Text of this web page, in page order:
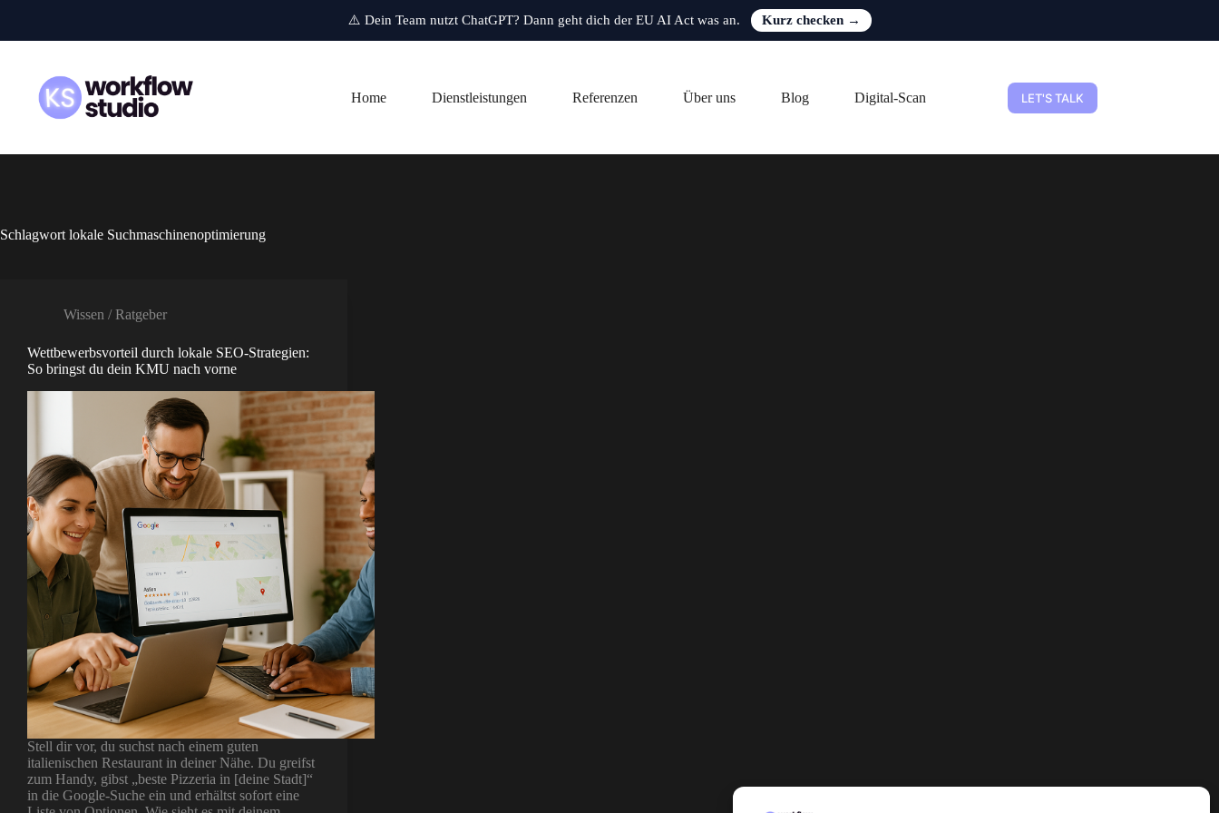
⚠️ Dein Team nutzt ChatGPT? Dann geht dich der EU AI Act was an. Kurz checken →
springen
Home
Dienstleistungen Referenzen Über uns Blog Digital-Scan LET'S TALK
Schlagwort lokale Suchmaschinenoptimierung
Wissen / Ratgeber
Wettbewerbsvorteil durch lokale SEO-Strategien:
So bringst du dein KMU nach vorne
Stell dir vor, du suchst nach einem guten
italienischen Restaurant in deiner Nähe. Du greifst
zum Handy, gibst „beste Pizzeria in [deine Stadt]“
in die Google-Suche ein und erhältst sofort eine